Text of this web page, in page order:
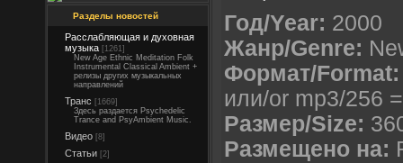
Разделы новостей
Расслабляющая и духовная
музыка [1261]
New Age Ethnic Meditation Folk
Instrumental Classical Ambient +
релизы других музыкальных
направлений
Транс [1669]
Здесь раздается Psychedelic
Trance and PsyAmbient Music.
Видео [8]
Статьи [2]
Год/Year: 2000
Жанр/Genre:
Формат/Format:
или/or mp3/256
Размер/Size:
Размещено на: